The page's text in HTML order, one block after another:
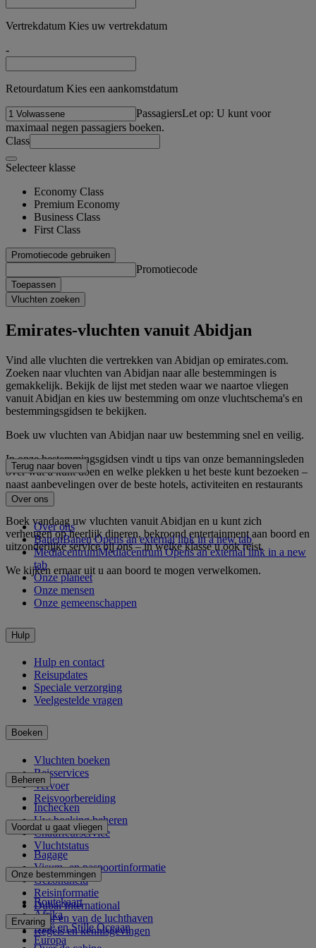
Vertrekdatum Kies uw vertrekdatum
-
Retourdatum Kies een aankomstdatum
PassagiersLet op: U kunt voor
maximaal negen passagiers boeken.
Class
Selecteer klasse
Economy Class
Premium Economy
Business Class
First Class
Promotiecode gebruiken
Promotiecode
Toepassen
Vluchten zoeken
Emirates-vluchten vanuit Abidjan
Vind alle vluchten die vertrekken van Abidjan op emirates.com.
Zoeken naar vluchten van Abidjan naar alle bestemmingen is
gemakkelijk. Bekijk de lijst met steden waar we naartoe vliegen
vanuit Abidjan en kies uw bestemming om onze vluchtschema's en
bestemmingsgidsen te bekijken.
Boek uw vluchten van Abidjan naar uw bestemming snel en veilig.
In onze bestemmingsgidsen vindt u tips van onze bemanningsleden
over wat u kunt doen en welke plekken u het beste kunt bezoeken –
naast aanbevelingen over de beste hotels, activiteiten en restaurants
in de stad.
Boek vandaag uw vluchten vanuit Abidjan en u kunt zich
verheugen op heerlijk dineren, bekroond entertainment aan boord en
uitzonderlijke service bij ons – in welke klasse u ook reist.
We kijken ernaar uit u aan boord te mogen verwelkomen.
Terug naar boven
Over ons
Over ons
BanenBanen Opens an external link in a new tab
MediacentrumMediacentrum Opens an external link in a new
tab
Onze planeet
Onze mensen
Onze gemeenschappen
Hulp
Hulp en contact
Reisupdates
Speciale verzorging
Veelgestelde vragen
Boeken
Vluchten boeken
Reisservices
Vervoer
Reisvoorbereiding
Beheren
Inchecken
Uw boeking beheren
Chauffeurservice
Vluchtstatus
Voordat u gaat vliegen
Bagage
Visum- en paspoortinformatie
Gezondheid
Reisinformatie
Dubai International
Naar en van de luchthaven
Regels en kennisgevingen
Onze bestemmingen
Routekaart
Afrika
Azië en Stille Oceaan
Europa
Ervaring